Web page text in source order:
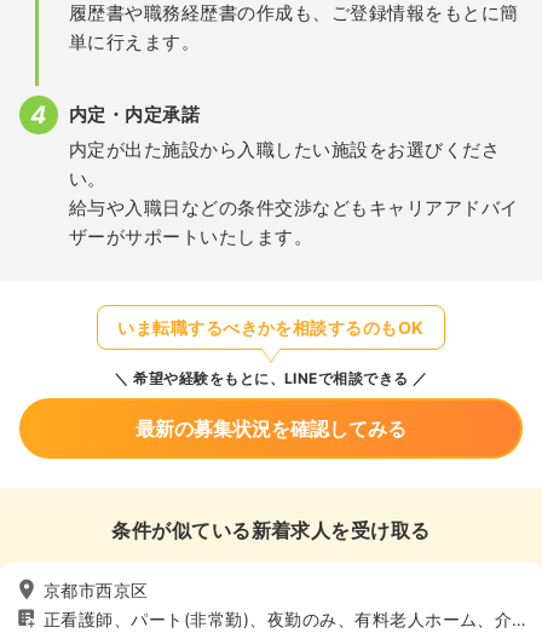
履歴書や職務経歴書の作成も、ご登録情報をもとに簡
単に行えます。
内定・内定承諾
内定が出た施設から入職したい施設をお選びくださ
い。
給与や入職日などの条件交渉などもキャリアアドバイ
ザーがサポートいたします。
いま転職するべきかを相談するのもOK
希望や経験をもとに、LINEで相談できる
最新の募集状況を確認してみる
条件が似ている新着求人を受け取る
京都市西京区
正看護師、パート(非常勤)、夜勤のみ、有料老人ホーム、介